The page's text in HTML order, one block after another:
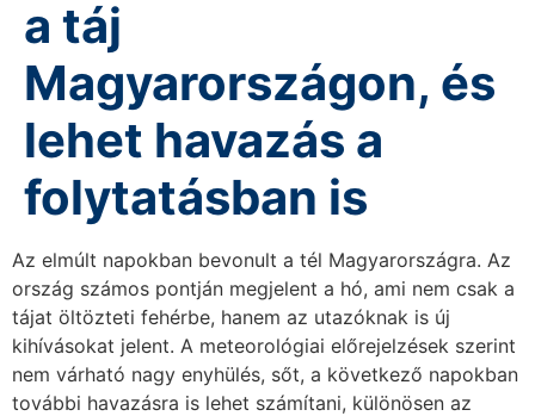
a táj
Magyarországon, és
lehet havazás a
folytatásban is
Az elmúlt napokban bevonult a tél Magyarországra. Az
ország számos pontján megjelent a hó, ami nem csak a
tájat öltözteti fehérbe, hanem az utazóknak is új
kihívásokat jelent. A meteorológiai előrejelzések szerint
nem várható nagy enyhülés, sőt, a következő napokban
további havazásra is lehet számítani, különösen az